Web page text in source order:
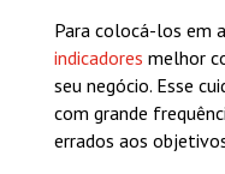
Para colocá-los em
indicadores melhor
seu negócio. Esse
com grande
errados aos